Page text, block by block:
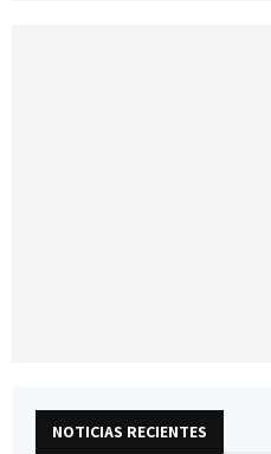
NOTICIAS RECIENTES